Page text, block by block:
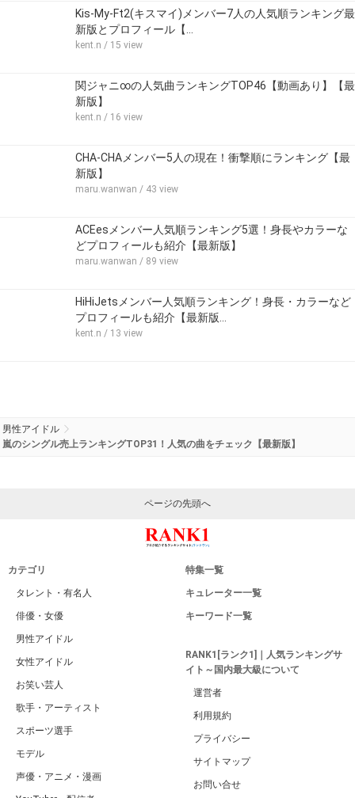
Kis-My-Ft2(キスマイ)メンバー7人の人気順ランキング最
新版とプロフィール【…
kent.n / 15 view
関ジャニ∞の人気曲ランキングTOP46【動画あり】【最
新版】
kent.n / 16 view
CHA-CHAメンバー5人の現在！衝撃順にランキング【最
新版】
maru.wanwan / 43 view
ACEesメンバー人気順ランキング5選！身長やカラーな
どプロフィールも紹介【最新版】
maru.wanwan / 89 view
HiHiJetsメンバー人気順ランキング！身長・カラーなど
プロフィールも紹介【最新版…
kent.n / 13 view
男性アイドル
嵐のシングル売上ランキングTOP31！人気の曲をチェック【最新版】
ページの先頭へ
カテゴリ
タレント・有名人
俳優・女優
男性アイドル
女性アイドル
お笑い芸人
歌手・アーティスト
スポーツ選手
モデル
声優・アニメ・漫画
特集一覧
キュレーター一覧
キーワード一覧
RANK1[ランク1]｜人気ランキングサ
イト～国内最大級について
運営者
利用規約
プライバシー
サイトマップ
お問い合せ